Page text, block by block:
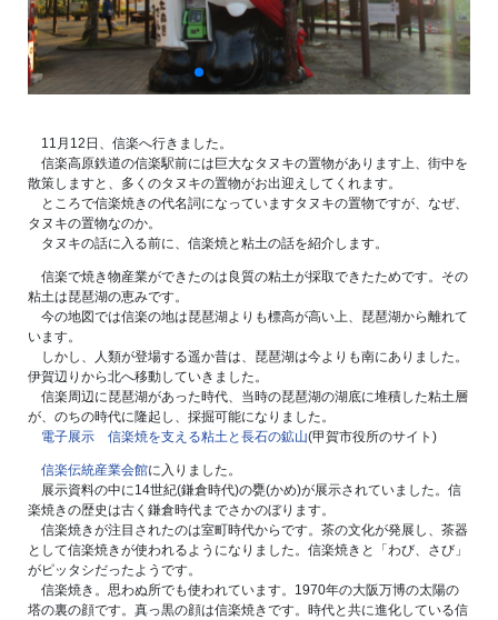
11月12日、信楽へ行きました。
信楽高原鉄道の信楽駅前には巨大なタヌキの置物があります上、街中を
散策しますと、多くのタヌキの置物がお出迎えしてくれます。
ところで信楽焼きの代名詞になっていますタヌキの置物ですが、なぜ、
タヌキの置物なのか。
タヌキの話に入る前に、信楽焼と粘土の話を紹介します。
信楽で焼き物産業ができたのは良質の粘土が採取できたためです。その
粘土は琵琶湖の恵みです。
今の地図では信楽の地は琵琶湖よりも標高が高い上、琵琶湖から離れて
います。
しかし、人類が登場する遥か昔は、琵琶湖は今よりも南にありました。
伊賀辺りから北へ移動していきました。
信楽周辺に琵琶湖があった時代、当時の琵琶湖の湖底に堆積した粘土層
が、のちの時代に隆起し、採掘可能になりました。
電子展示 信楽焼を支える粘土と長石の鉱山(甲賀市役所のサイト)
信楽伝統産業会館に入りました。
展示資料の中に14世紀(鎌倉時代)の甕(かめ)が展示されていました。信
楽焼きの歴史は古く鎌倉時代までさかのぼります。
信楽焼きが注目されたのは室町時代からです。茶の文化が発展し、茶器
として信楽焼きが使われるようになりました。信楽焼きと「わび、さび」
がピッタシだったようです。
信楽焼き。思わぬ所でも使われています。1970年の大阪万博の太陽の
塔の裏の顔です。真っ黒の顔は信楽焼きです。時代と共に進化している信